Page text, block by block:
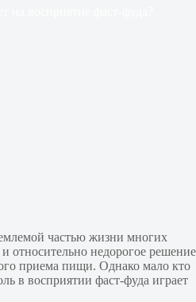
частью жизни многих
относительно недорогое решение
приема пищи. Однако мало кто
в восприятии фаст-фуда играет